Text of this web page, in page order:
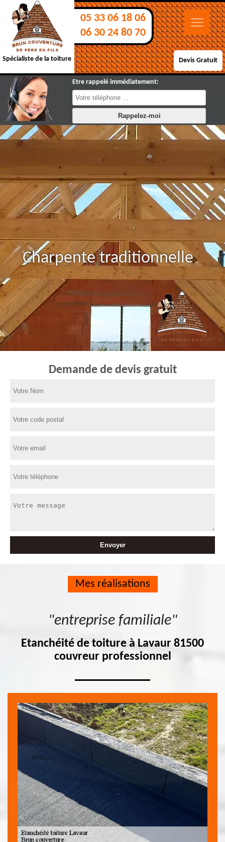
Spécialiste de la toiture
05 33 06 18 06
06 30 24 80 70
Devis Gratuit
Etre rappelé immédiatement:
Charpente traditionnelle
Demande de devis gratuit
Mes réalisations
"entreprise familiale"
Etanchéité de toiture à Lavaur 81500
couvreur professionnel